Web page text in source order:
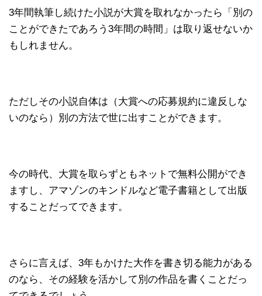
3年間執筆し続けた小説が大賞を取れなかったら「別の
ことができたであろう3年間の時間」は取り返せないか
もしれません。
ただしその小説自体は（大賞への応募規約に違反しな
いのなら）別の方法で世に出すことができます。
今の時代、大賞を取らずともネットで無料公開ができ
ますし、アマゾンのキンドルなど電子書籍として出版
することだってできます。
さらに言えば、3年もかけた大作を書き切る能力がある
のなら、その経験を活かして別の作品を書くことだっ